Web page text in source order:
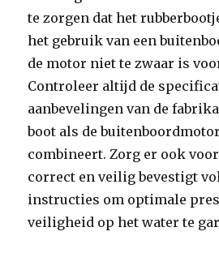
te zorgen dat het
het gebruik van een
de motor niet te zwaar is
Controleer altijd de
aanbevelingen van de
boot als de
combineert. Zorg er ook
correct en veilig bevestigt
instructies om optimale
veiligheid op het water te